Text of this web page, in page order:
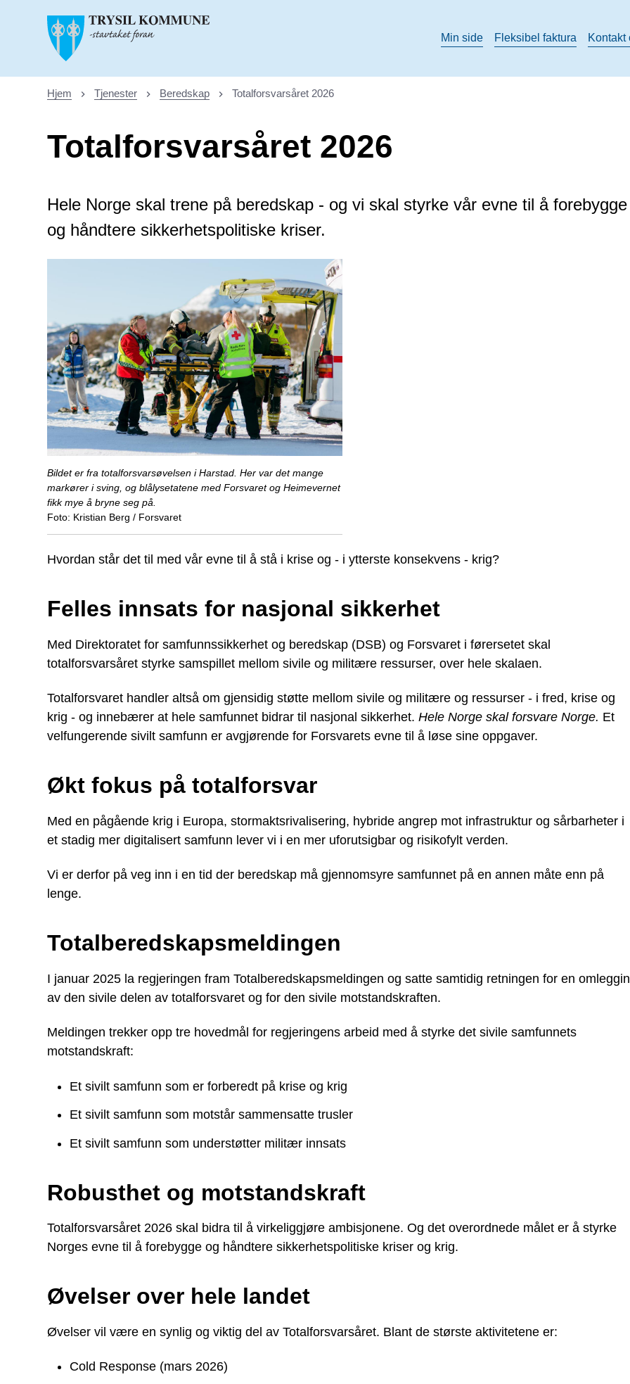
Trysil kommune
Min side
Fleksibel faktura Kontakt
Du er her:
Hjem Tjenester Beredskap Totalforsvarsåret 2026
Totalforsvarsåret 2026
Hele Norge skal trene på beredskap - og vi skal styrke vår evne til å forebygge
og håndtere sikkerhetspolitiske kriser.
Bildet er fra totalforsvarsøvelsen i Harstad. Her var det mange
markører i sving, og blålysetatene med Forsvaret og Heimevernet
fikk mye å bryne seg på.
Kristian Berg / Forsvaret
Hvordan står det til med vår evne til å stå i krise og - i ytterste konsekvens - krig?
Felles innsats for nasjonal sikkerhet
Med Direktoratet for samfunnssikkerhet og beredskap (DSB) og Forsvaret i førersetet skal
totalforsvarsåret styrke samspillet mellom sivile og militære ressurser, over hele skalaen.
Totalforsvaret handler altså om gjensidig støtte mellom sivile og militære og ressurser - i fred, krise og
krig - og innebærer at hele samfunnet bidrar til nasjonal sikkerhet.Hele Norge skal forsvare Norge. Et
velfungerende sivilt samfunn er avgjørende for Forsvarets evne til å løse sine oppgaver.
Økt fokus på totalforsvar
Med en pågående krig i Europa, stormaktsrivalisering, hybride angrep mot infrastruktur og sårbarheter i
et stadig mer digitalisert samfunn lever vi i en mer uforutsigbar og risikofylt verden.
Vi er derfor på veg inn i en tid der beredskap må gjennomsyre samfunnet på en annen måte enn på
lenge.
Totalberedskapsmeldingen
I januar 2025 la regjeringen fram Totalberedskapsmeldingen og satte samtidig retningen for en
av den sivile delen av totalforsvaret og for den sivile motstandskraften.
Meldingen trekker opp tre hovedmål for regjeringens arbeid med å styrke det sivile samfunnets
motstandskraft:
Et sivilt samfunn som er forberedt på krise og krig
Et sivilt samfunn som motstår sammensatte trusler
Et sivilt samfunn som understøtter militær innsats
Robusthet og motstandskraft
Totalforsvarsåret 2026 skal bidra til å virkeliggjøre ambisjonene. Og det overordnede målet er å styrke
Norges evne til å forebygge og håndtere sikkerhetspolitiske kriser og krig.
Øvelser over hele landet
Øvelser vil være en synlig og viktig del av Totalforsvarsåret. Blant de største aktivitetene er:
Cold Response (mars 2026)